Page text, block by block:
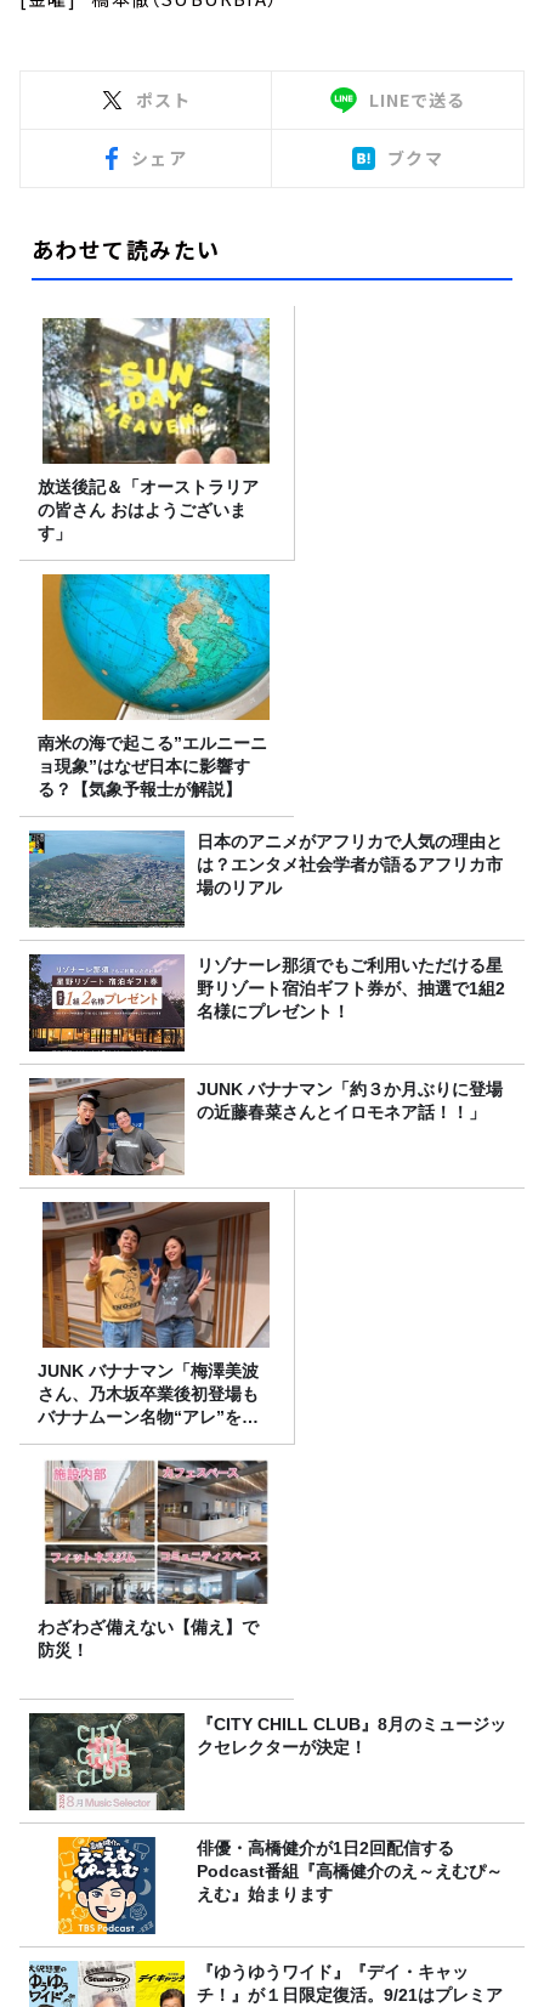
ポスト LINEで送る
シェア ブクマ
あわせて読みたい
放送後記＆「オーストラリア
の皆さん おはようございま
す」
南米の海で起こる”エルニーニ
ョ現象”はなぜ日本に影響す
る？【気象予報士が解説】
日本のアニメがアフリカで人気の理由と
は？エンタメ社会学者が語るアフリカ市
場のリアル
リゾナーレ那須でもご利用いただける星
野リゾート宿泊ギフト券が、抽選で1組2
名様にプレゼント！
JUNK バナナマン「約３か月ぶりに登場
の近藤春菜さんとイロモネア話！！」
JUNK バナナマン「梅澤美波
さん、乃木坂卒業後初登場も
バナナムーン名物“アレ”を喰
らう」
わざわざ備えない【備え】で
防災！
『CITY CHILL CLUB』8月のミュージッ
クセレクターが決定！
俳優・高橋健介が1日2回配信する
Podcast番組『高橋健介のえ～えむぴ～
えむ』始まります
『ゆうゆうワイド』『デイ・キャッ
チ！』が１日限定復活。9/21はプレミア